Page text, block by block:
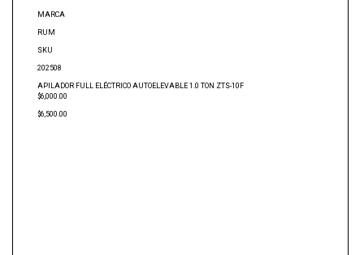
MARCA
RUM
SKU
202508
APILADOR FULL ELÉCTRICO AUTOELEVABLE 1.0 TON ZTS-10F
$6,000.00
$6,500.00